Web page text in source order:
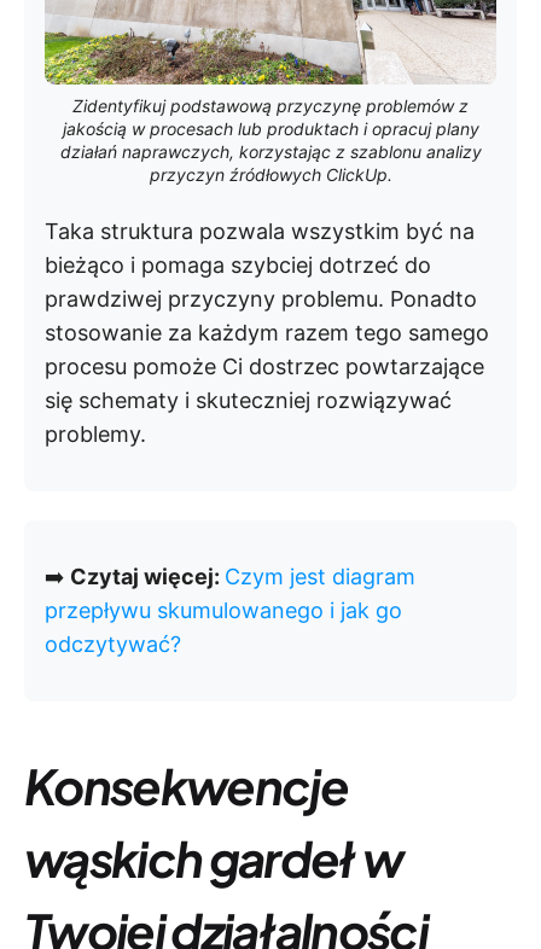
Zidentyfikuj podstawową przyczynę problemów z
jakością w procesach lub produktach i opracuj plany
działań naprawczych, korzystając z szablonu analizy
przyczyn źródłowych ClickUp.
Taka struktura pozwala wszystkim być na
bieżąco i pomaga szybciej dotrzeć do
prawdziwej przyczyny problemu. Ponadto
stosowanie za każdym razem tego samego
procesu pomoże Ci dostrzec powtarzające
się schematy i skuteczniej rozwiązywać
problemy.
➡️ Czytaj więcej: Czym jest diagram
przepływu skumulowanego i jak go
odczytywać?
Konsekwencje
wąskich gardeł w
Twojej działalności